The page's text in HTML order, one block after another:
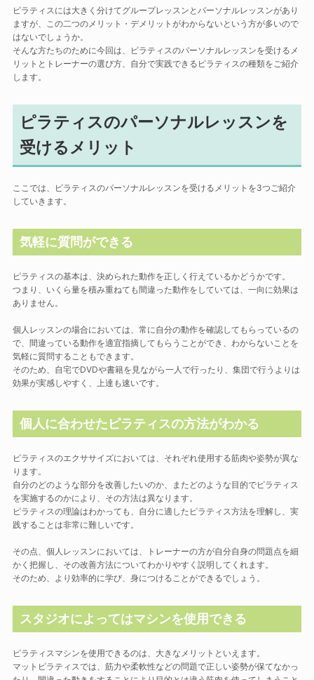
ピラティスには大きく分けてグループレッスンとパーソナルレッスンがあり
ますが、この二つのメリット・デメリットがわからないという方が多いので
はないでしょうか。
そんな方たちのために今回は、ピラティスのパーソナルレッスンを受けるメ
リットとトレーナーの選び方、自分で実践できるピラティスの種類をご紹介
します。
ピラティスのパーソナルレッスンを
受けるメリット
ここでは、ピラティスのパーソナルレッスンを受けるメリットを3つご紹介
していきます。
気軽に質問ができる
ピラティスの基本は、決められた動作を正しく行えているかどうかです。
つまり、いくら量を積み重ねても間違った動作をしていては、一向に効果は
ありません。
個人レッスンの場合においては、常に自分の動作を確認してもらっているの
で、間違っている動作を適宜指摘してもらうことができ、わからないことを
気軽に質問することもできます。
そのため、自宅でDVDや書籍を見ながら一人で行ったり、集団で行うよりは
効果が実感しやすく、上達も速いです。
個人に合わせたピラティスの方法がわかる
ピラティスのエクササイズにおいては、それぞれ使用する筋肉や姿勢が異な
ります。
自分のどのような部分を改善したいのか、またどのような目的でピラティス
を実施するのかにより、その方法は異なります。
ピラティスの理論はわかっても、自分に適したピラティス方法を理解し、実
践することは非常に難しいです。
その点、個人レッスンにおいては、トレーナーの方が自分自身の問題点を細
かく把握し、その改善方法についてわかりやすく説明してくれます。
そのため、より効率的に学び、身につけることができるでしょう。
スタジオによってはマシンを使用できる
ピラティスマシンを使用できるのは、大きなメリットといえます。
マットピラティスでは、筋力や柔軟性などの問題で正しい姿勢が保てなかっ